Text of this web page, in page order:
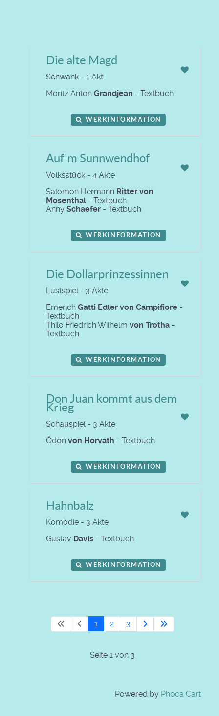
Die alte Magd
Schwank - 1 Akt
Moritz Anton Grandjean - Textbuch
WERKINFORMATION
Auf'm Sunnwendhof
Volksstück - 4 Akte
Salomon Hermann Ritter von
Mosenthal - Textbuch
Anny Schaefer - Textbuch
WERKINFORMATION
Die Dollarprinzessinnen
Lustspiel - 3 Akte
Emerich Gatti Edler von Campifiore -
Textbuch
Thilo Friedrich Wilhelm von Trotha -
Textbuch
WERKINFORMATION
Don Juan kommt aus dem
Krieg
Schauspiel - 3 Akte
Ödon von Horvath - Textbuch
WERKINFORMATION
Hahnbalz
Komödie - 3 Akte
Gustav Davis - Textbuch
WERKINFORMATION
1 2 3
Seite 1 von 3
Powered by Phoca Cart